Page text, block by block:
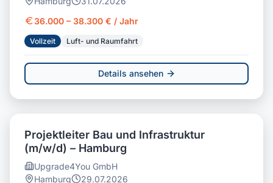
36.000 – 38.300 € / Jahr
Vollzeit Luft- und Raumfahrt
Details ansehen
Projektleiter Bau und Infrastruktur
(m/w/d) – Hamburg
Upgrade4You GmbH
Hamburg
29.07.2026